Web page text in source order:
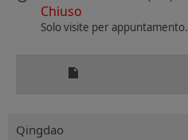
Chiuso
Solo visite per appuntamento.
Qingdao